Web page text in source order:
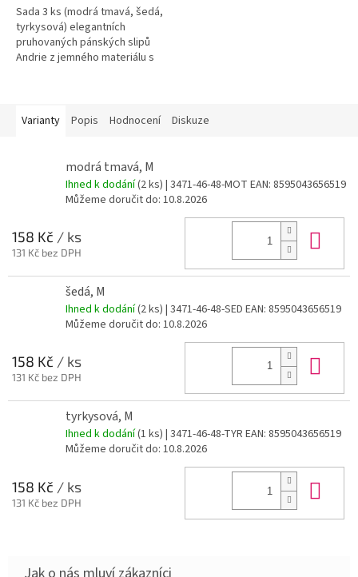
Sada 3 ks (modrá tmavá, šedá,
tyrkysová) elegantních
pruhovaných pánských slipů
Andrie z jemného materiálu s
Varianty Popis Hodnocení Diskuze
modrá tmavá, M
Ihned k dodání(2 ks) | 3471-46-48-MOT EAN: 8595043656519
Můžeme doručit do: 10.8.2026
158 Kč / ks
131 Kč bez DPH
šedá, M
Ihned k dodání(2 ks) | 3471-46-48-SED EAN: 8595043656519
Můžeme doručit do: 10.8.2026
158 Kč / ks
131 Kč bez DPH
tyrkysová, M
Ihned k dodání(1 ks) | 3471-46-48-TYR EAN: 8595043656519
Můžeme doručit do: 10.8.2026
158 Kč / ks
131 Kč bez DPH